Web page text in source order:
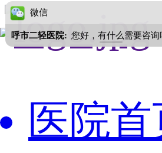
医院
微信
呼市二轻医院: 您好，有什么需要咨询